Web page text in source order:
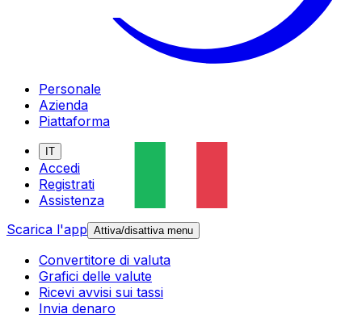
Personale
Azienda
Piattaforma
IT
Accedi
Registrati
Assistenza
Scarica l'app Attiva/disattiva menu
Convertitore di valuta
Grafici delle valute
Ricevi avvisi sui tassi
Invia denaro